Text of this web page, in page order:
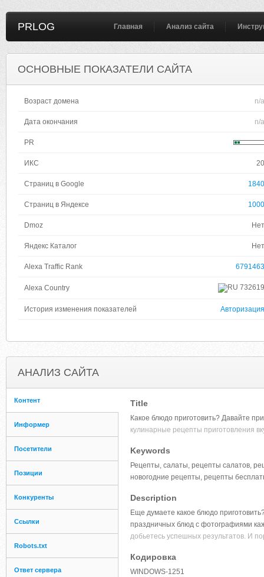
PRLOG Главная Анализ сайта
ОСНОВНЫЕ ПОКАЗАТЕЛИ САЙТА
Возраст домена n/a
Дата окончания n/a
PR
ИКС 20
Страниц в Google 1840
Страниц в Яндексе 1000
Dmoz Нет
Яндекс Каталог Нет
Alexa Traffic Rank 6791463
Alexa Country 732619
История изменения показателей Авторизация
АНАЛИЗ САЙТА
Контент
Информер
Посетители
Позиции
Конкуренты
Ссылки
Robots.txt
Ответ сервера
Title
Какое блюдо приготовить? Давайте
кулинарные рецепты приготовления
Keywords
Рецепты, салаты, рецепты салатов,
новогодние рецепты, рецепты
Description
Еще думаете какое блюдо
праздничных блюд с фотографиями
добьетесь успешных результатов. И
Кодировка
WINDOWS-1251